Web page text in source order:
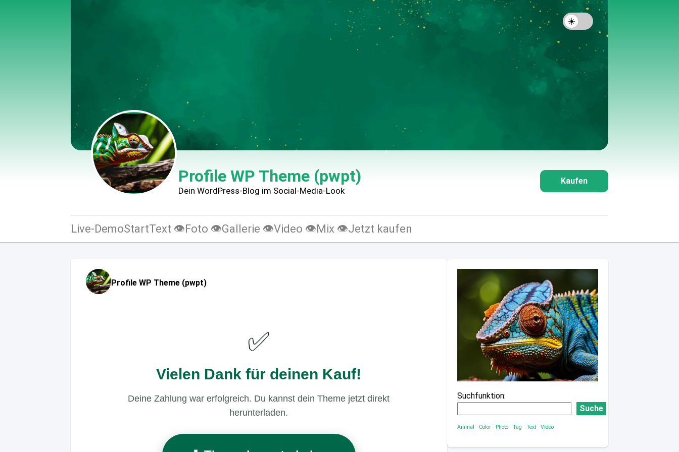
Profile WP Theme (pwpt)
Dein WordPress-Blog im Social-Media-Look
Kaufen
Live-DemoStartText 👁 Foto 👁Gallerie 👁Video 👁 Mix 👁Jetzt kaufen
Suchfunktion:
Suche
Animal Color Photo Tag Text Video
Profile WP Theme (pwpt)
✅
Vielen Dank für deinen Kauf!
Deine Zahlung war erfolgreich. Du kannst dein Theme jetzt direkt
herunterladen.